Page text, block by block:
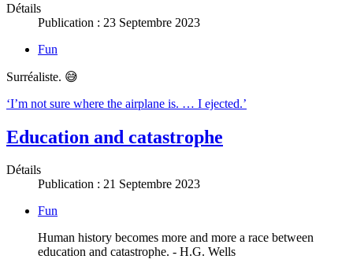
Détails
Publication : 23 Septembre 2023
Fun
Surréaliste. 😅
‘I’m not sure where the airplane is. … I ejected.’
Education and catastrophe
Détails
Publication : 21 Septembre 2023
Fun
Human history becomes more and more a race between
education and catastrophe. - H.G. Wells